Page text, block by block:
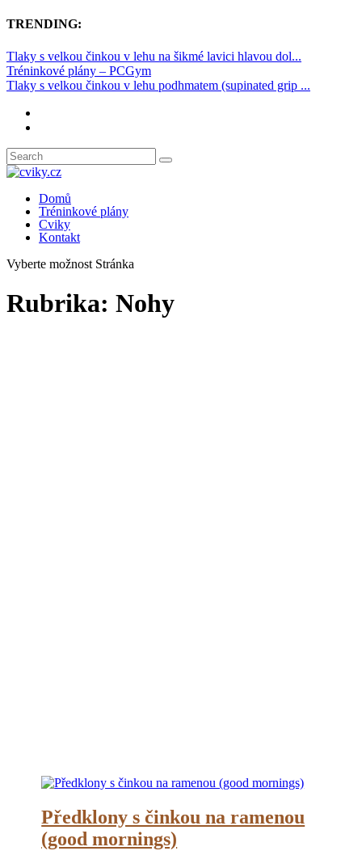
TRENDING:
Tlaky s velkou činkou v lehu na šikmé lavici hlavou dol...
Tréninkové plány – PCGym
Tlaky s velkou činkou v lehu podhmatem (supinated grip ...
Domů
Tréninkové plány
Cviky
Kontakt
Vyberte možnost Stránka
Rubrika: Nohy
Předklony s činkou na ramenou
(good mornings)